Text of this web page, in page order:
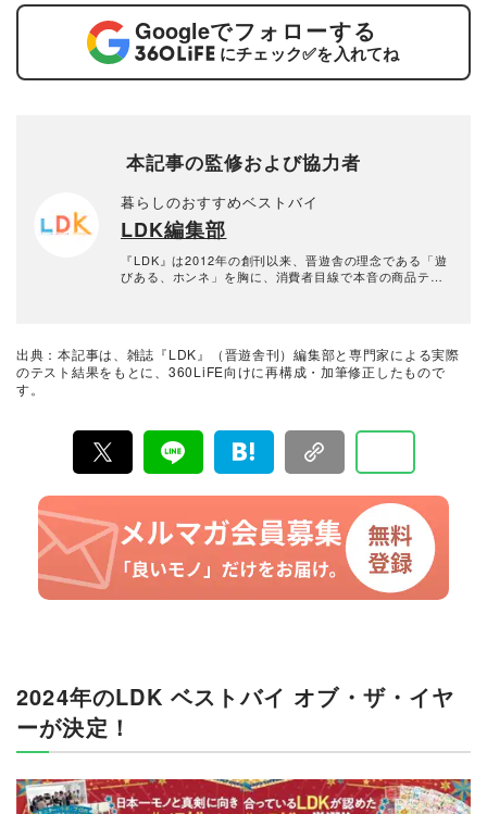
Googleでフォローする
にチェック✅を入れてね
本記事の監修および協力者
暮らしのおすすめベストバイ
LDK編集部
『LDK』は2012年の創刊以来、晋遊舎の理念である「遊
びある、ホンネ」を胸に、消費者目線で本音の商品テス
て見つけた「本当に良いもの」と「お役立ち情報」を厳
選してあなたにお届け。編集長・高橋咲彩を中心に、11
出典：本記事は、雑誌『LDK』（晋遊舎刊）編集部と専門家による実際
のテスト結果をもとに、360LiFE向けに再構成・加筆修正したもので
す。
2024年のLDK ベストバイ オブ・ザ・イヤ
ーが決定！